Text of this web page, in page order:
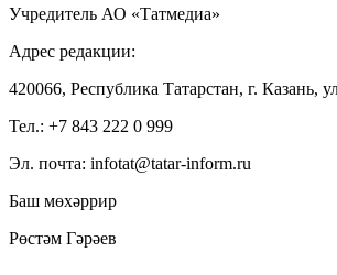
Учредитель АО «Татмедиа»
Адрес редакции:
420066, Республика Татарстан, г. Казань,
Тел.: +7 843 222 0 999
Эл. почта: infotat@tatar-inform.ru
Баш мөхәррир
Рөстәм Гәрәев